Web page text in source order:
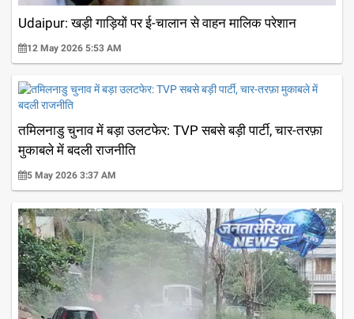
Udaipur: खड़ी गाड़ियों पर ई-चालान से वाहन मालिक परेशान
12 May 2026 5:53 AM
तमिलनाडु चुनाव में बड़ा उलटफेर: TVP सबसे बड़ी पार्टी, चार-तरफ़ा
मुकाबले में बदली राजनीति
5 May 2026 3:37 AM